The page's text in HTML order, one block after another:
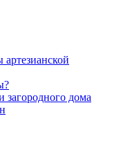
загородного дома